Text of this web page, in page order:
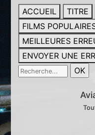
ACCUEIL TITRE
FILMS
MEILLEURES
ENVOYER UNE